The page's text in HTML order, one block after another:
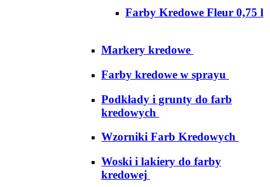
Farby Kredowe Fleur 0,75 l
Markery kredowe
Farby kredowe w sprayu
Podkłady i grunty do farb
kredowych
Wzorniki Farb Kredowych
Woski i lakiery do farby
kredowej